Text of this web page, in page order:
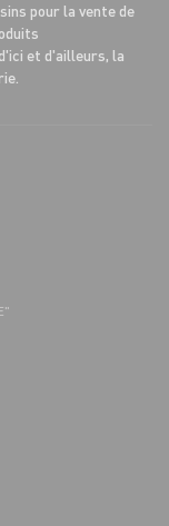
pour la vente de
et d'ailleurs, la